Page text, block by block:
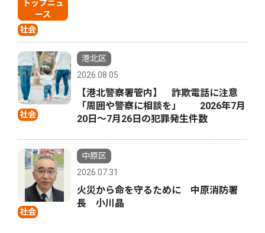
トップニュ
ース
社会
社会
港北区
2026.08.05
【港北警察署管内】 詐欺電話に注意
「周囲や警察に相談を」 2026年7月
20日〜7月26日の犯罪発生件数
社会
中原区
2026.07.31
火災から命を守るために 中原消防署
長 小川晶